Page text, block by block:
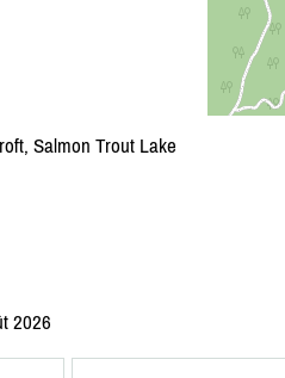
Salmon Trout Lake
2026